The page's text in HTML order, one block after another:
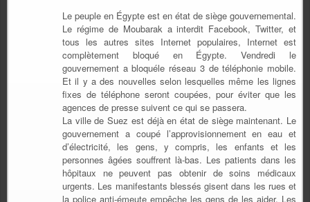
Le peuple en Égypte est en état de siège gouvernemental.
Le régime de Moubarak a interdit Facebook, Twitter, et
tous les autres sites Internet populaires, Internet est
complètement bloqué en Égypte. Vendredi le
gouvernement a bloquéle réseau 3 de téléphonie mobile.
Et il y a des nouvelles selon lesquelles même les lignes
fixes de téléphone seront coupées, pour éviter que les
agences de presse suivent ce qui se passera.
La ville de Suez est déjà en état de siège maintenant. Le
gouvernement a coupé l’approvisionnement en eau et
d’électricité, les gens, y compris, les enfants et les
personnes âgées souffrent là-bas. Les patients dans les
hôpitaux ne peuvent pas obtenir de soins médicaux
urgents. Les manifestants blessés gisent dans les rues et
la police anti-émeute empêche les gens de les aider. Les